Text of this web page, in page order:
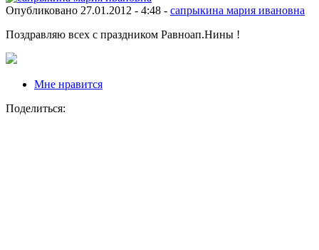
Опубликовано 27.01.2012 - 4:48 - сапрыкина мария ивановна
Поздравляю всех с праздником Равноап.Нины !
Мне нравится
Поделиться: